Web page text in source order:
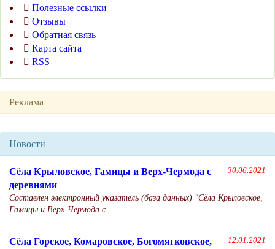
Полезные ссылки
Отзывы
Обратная связь
Карта сайта
RSS
Реклама
Новости
30.06.2021
Сёла Крыловское, Гамицы и Верх-Чермода с
деревнями
Составлен электронный указатель (база данных) "Сёла Крыловское,
Гамицы и Верх-Чермода с ...
12.01.2021
Сёла Горское, Комаровское, Богомягковское,